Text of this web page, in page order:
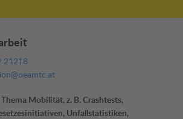
21218
Mobilität, z. B. Crashtests,
Unfallstatistiken,